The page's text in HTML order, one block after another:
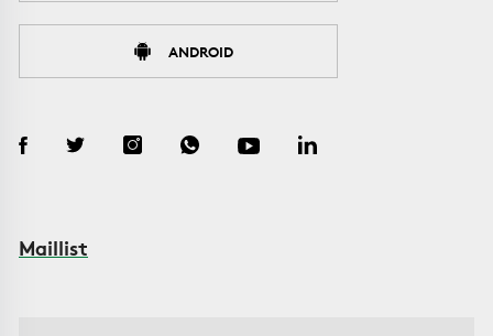
ANDROID
Maillist